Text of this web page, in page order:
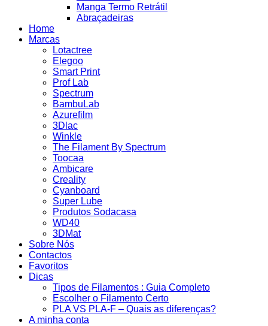
Manga Termo Retrátil
Abraçadeiras
Home
Marcas
Lotactree
Elegoo
Smart Print
Prof Lab
Spectrum
BambuLab
Azurefilm
3Dlac
Winkle
The Filament By Spectrum
Toocaa
Ambicare
Creality
Cyanboard
Super Lube
Produtos Sodacasa
WD40
3DMat
Sobre Nós
Contactos
Favoritos
Dicas
Tipos de Filamentos : Guia Completo
Escolher o Filamento Certo
PLA VS PLA-F – Quais as diferenças?
A minha conta